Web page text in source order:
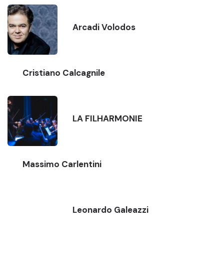
Arcadi Volodos
Cristiano Calcagnile
LA FILHARMONIE
Massimo Carlentini
Leonardo Galeazzi